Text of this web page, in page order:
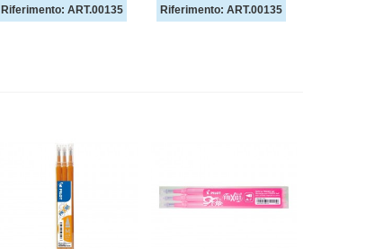
Riferimento: ART.00135 Riferimento: ART.00135